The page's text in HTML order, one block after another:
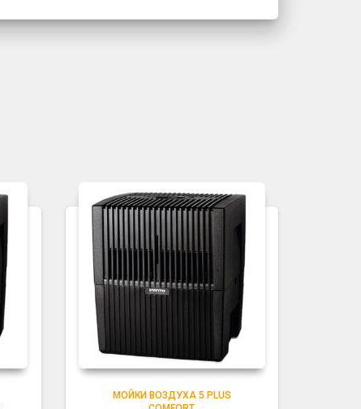
МОЙКИ ВОЗДУХА 5 PLUS